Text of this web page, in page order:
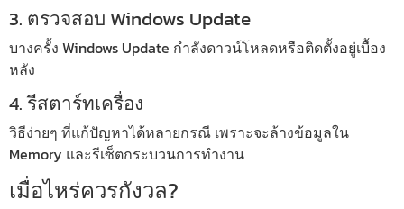
3. ตรวจสอบ Windows Update
บางครั้ง Windows Update กำลังดาวน์โหลดหรือติดตั้งอยู่เบื้อง
หลัง
4. รีสตาร์ทเครื่อง
วิธีง่ายๆ ที่แก้ปัญหาได้หลายกรณี เพราะจะล้างข้อมูลใน
Memory และรีเซ็ตกระบวนการทำงาน
เมื่อไหร่ควรกังวล?